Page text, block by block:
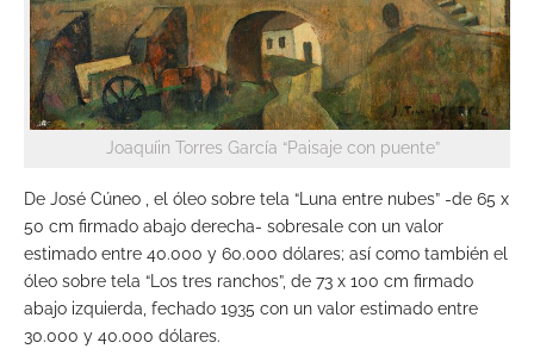
Joaquíin Torres García “Paisaje con puente”
De José Cúneo , el óleo sobre tela “Luna entre nubes” -de 65 x
50 cm firmado abajo derecha- sobresale con un valor
estimado entre 40.000 y 60.000 dólares; así como también el
óleo sobre tela “Los tres ranchos”, de 73 x 100 cm firmado
abajo izquierda, fechado 1935 con un valor estimado entre
30.000 y 40.000 dólares.